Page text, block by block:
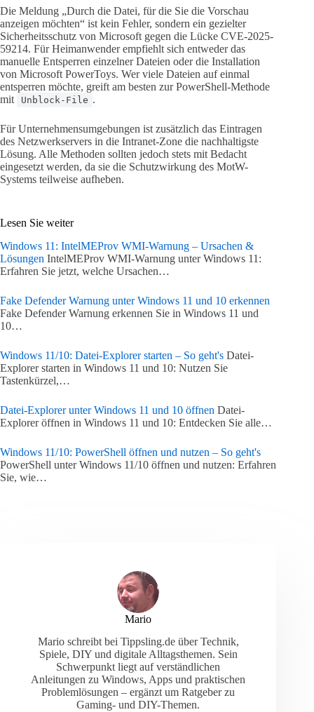
Die Meldung „Durch die Datei, für die Sie die Vorschau
anzeigen möchten“ ist kein Fehler, sondern ein gezielter
Sicherheitsschutz von Microsoft gegen die Lücke CVE-2025-
59214. Für Heimanwender empfiehlt sich entweder das
manuelle Entsperren einzelner Dateien oder die Installation
von Microsoft PowerToys. Wer viele Dateien auf einmal
entsperren möchte, greift am besten zur PowerShell-Methode
mit
Unblock-File .
Für Unternehmensumgebungen ist zusätzlich das Eintragen
des Netzwerkservers in die Intranet-Zone die nachhaltigste
Lösung. Alle Methoden sollten jedoch stets mit Bedacht
eingesetzt werden, da sie die Schutzwirkung des MotW-
Systems teilweise aufheben.
Lesen Sie weiter
Windows 11: IntelMEProv WMI-Warnung – Ursachen &
Lösungen IntelMEProv WMI-Warnung unter Windows 11:
Erfahren Sie jetzt, welche Ursachen…
Fake Defender Warnung unter Windows 11 und 10 erkennen
Fake Defender Warnung erkennen Sie in Windows 11 und
10…
Windows 11/10: Datei-Explorer starten – So geht's Datei-
Explorer starten in Windows 11 und 10: Nutzen Sie
Tastenkürzel,…
Datei-Explorer unter Windows 11 und 10 öffnen Datei-
Explorer öffnen in Windows 11 und 10: Entdecken Sie alle…
Windows 11/10: PowerShell öffnen und nutzen – So geht's
PowerShell unter Windows 11/10 öffnen und nutzen: Erfahren
Sie, wie…
Mario
Mario schreibt bei Tippsling.de über Technik,
Spiele, DIY und digitale Alltagsthemen. Sein
Schwerpunkt liegt auf verständlichen
Anleitungen zu Windows, Apps und praktischen
Problemlösungen – ergänzt um Ratgeber zu
Gaming- und DIY-Themen.